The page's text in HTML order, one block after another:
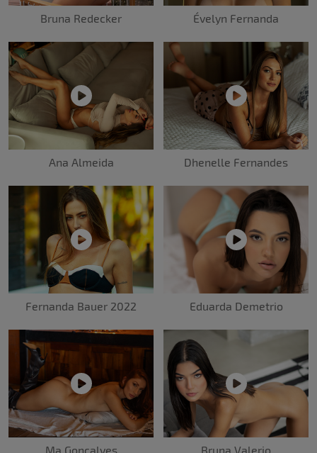
Bruna Redecker Évelyn Fernanda
Ana Almeida Dhenelle Fernandes
Fernanda Bauer 2022 Eduarda Demetrio
Ma Gonçalves Bruna Valerio